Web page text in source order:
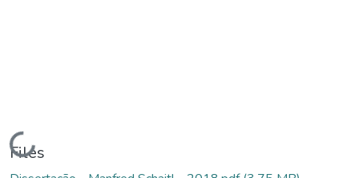
Loading...
Files